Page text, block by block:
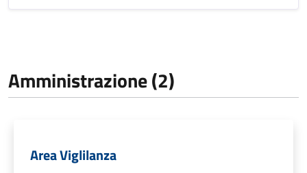
Amministrazione (2)
Area Viglilanza